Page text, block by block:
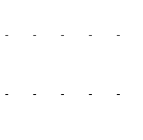
- - - - -
- - - - -